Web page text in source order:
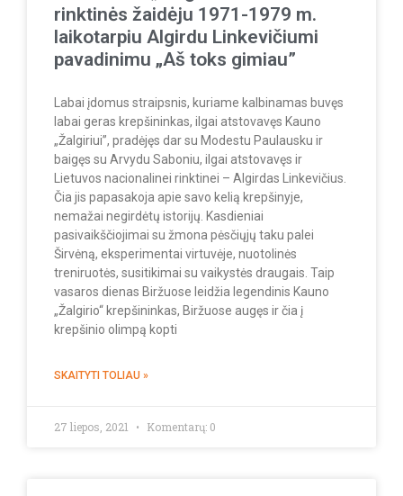
rinktinės žaidėju 1971-1979 m.
laikotarpiu Algirdu Linkevičiumi
pavadinimu „Aš toks gimiau”
Labai įdomus straipsnis, kuriame kalbinamas buvęs
labai geras krepšininkas, ilgai atstovavęs Kauno
„Žalgiriui”, pradėjęs dar su Modestu Paulausku ir
baigęs su Arvydu Saboniu, ilgai atstovavęs ir
Lietuvos nacionalinei rinktinei – Algirdas Linkevičius.
Čia jis papasakoja apie savo kelią krepšinyje,
nemažai negirdėtų istorijų. Kasdieniai
pasivaikščiojimai su žmona pėsčiųjų taku palei
Širvėną, eksperimentai virtuvėje, nuotolinės
treniruotės, susitikimai su vaikystės draugais. Taip
vasaros dienas Biržuose leidžia legendinis Kauno
„Žalgirio“ krepšininkas, Biržuose augęs ir čia į
krepšinio olimpą kopti
SKAITYTI TOLIAU »
27 liepos, 2021 Komentarų: 0